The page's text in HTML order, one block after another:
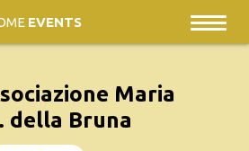
EVENTS
Maria
della Bruna